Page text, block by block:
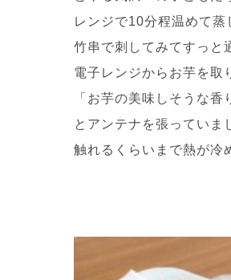
レンジで10分程温めて蒸
竹串で刺してみてすっと
電子レンジからお芋を取
「お芋の美味しそうな香
とアンテナを張っていま
触れるくらいまで熱が冷